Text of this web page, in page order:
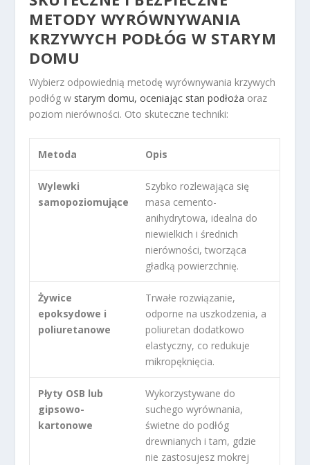
METODY WYRÓWNYWANIA
KRZYWYCH PODŁÓG W STARYM
DOMU
Wybierz odpowiednią metodę wyrównywania krzywych
podłóg w starym domu, oceniając stan podłoża oraz
poziom nierówności. Oto skuteczne techniki:
Metoda Opis
Wylewki
samopoziomujące
Szybko rozlewająca się
masa cemento-
anihydrytowa, idealna do
niewielkich i średnich
nierówności, tworząca
gładką powierzchnię.
Żywice
epoksydowe i
poliuretanowe
Trwałe rozwiązanie,
odporne na uszkodzenia, a
poliuretan dodatkowo
elastyczny, co redukuje
mikropęknięcia.
Płyty OSB lub
gipsowo-
kartonowe
Wykorzystywane do
suchego wyrównania,
świetne do podłóg
drewnianych i tam, gdzie
nie zastosujesz mokrej